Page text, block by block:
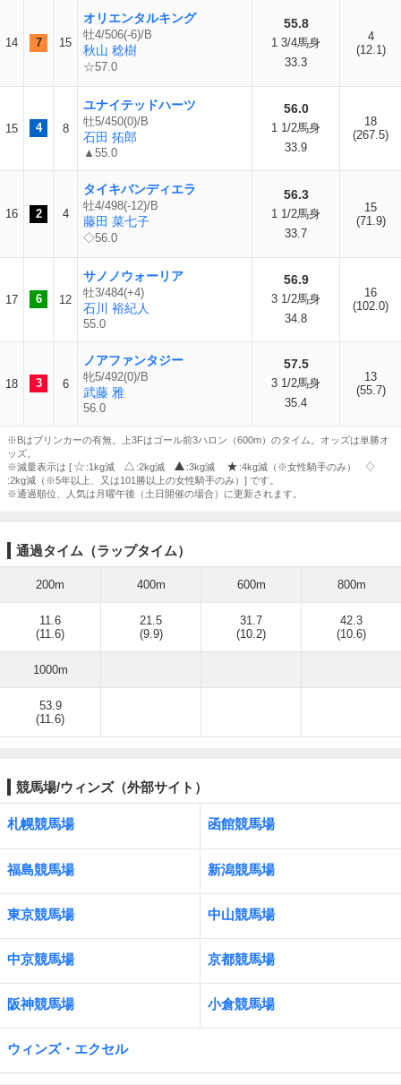
14 7 15
オリエンタルキング
牡4/506(-6)/B
秋山 稔樹
☆57.0
55.8
1 3/4馬身
33.3
4
(12.1)
15 4 8
ユナイテッドハーツ
牡5/450(0)/B
石田 拓郎
▲55.0
56.0
1 1/2馬身
33.9
18
(267.5)
16 2 4
タイキバンディエラ
牡4/498(-12)/B
藤田 菜七子
◇56.0
56.3
1 1/2馬身
33.7
15
(71.9)
17 6 12
サノノウォーリア
牡3/484(+4)
石川 裕紀人
55.0
56.9
3 1/2馬身
34.8
16
(102.0)
18 3 6
ノアファンタジー
牝5/492(0)/B
武藤 雅
56.0
57.5
3 1/2馬身
35.4
13
(55.7)
※Bはブリンカーの有無。上3Fはゴール前3ハロン（600m）のタイム。オッズは単勝オ
ッズ。
※減量表示は [
:1kg減 :2kg減 :3kg減
:4kg減（※女性騎手のみ）
:2kg減（※5年以上、又は101勝以上の女性騎手のみ）] です。
※通過順位、人気は月曜午後（土日開催の場合）に更新されます。
通過タイム（ラップタイム）
200m 400m 600m 800m
11.6
(11.6)
21.5
(9.9)
31.7
(10.2)
42.3
(10.6)
1000m
53.9
(11.6)
競馬場/ウィンズ（外部サイト）
札幌競馬場 函館競馬場
福島競馬場 新潟競馬場
東京競馬場 中山競馬場
中京競馬場 京都競馬場
阪神競馬場 小倉競馬場
ウィンズ・エクセル